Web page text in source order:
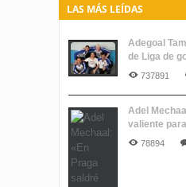
LAS MÁS LEÍDAS
Adegoal
de Liga de
737891
Adel
valiente
78894